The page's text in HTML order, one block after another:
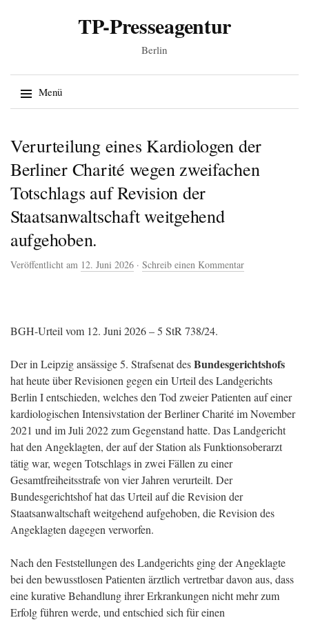
TP-Presseagentur
Berlin
Menü
Verurteilung eines Kardiologen der
Berliner Charité wegen zweifachen
Totschlags auf Revision der
Staatsanwaltschaft weitgehend
aufgehoben.
Veröffentlicht am 12. Juni 2026 · Schreib einen Kommentar
BGH-Urteil vom 12. Juni 2026 – 5 StR 738/24.
Der in Leipzig ansässige 5. Strafsenat desBundesgerichtshofs
hat heute über Revisionen gegen ein Urteil des Landgerichts
Berlin I entschieden, welches den Tod zweier Patienten auf einer
kardiologischen Intensivstation der Berliner Charité im November
2021 und im Juli 2022 zum Gegenstand hatte. Das Landgericht
hat den Angeklagten, der auf der Station als Funktionsoberarzt
tätig war, wegen Totschlags in zwei Fällen zu einer
Gesamtfreiheitsstrafe von vier Jahren verurteilt. Der
Bundesgerichtshof hat das Urteil auf die Revision der
Staatsanwaltschaft weitgehend aufgehoben, die Revision des
Angeklagten dagegen verworfen.
Nach den Feststellungen des Landgerichts ging der Angeklagte
bei den bewusstlosen Patienten ärztlich vertretbar davon aus, dass
eine kurative Behandlung ihrer Erkrankungen nicht mehr zum
Erfolg führen werde, und entschied sich für einen